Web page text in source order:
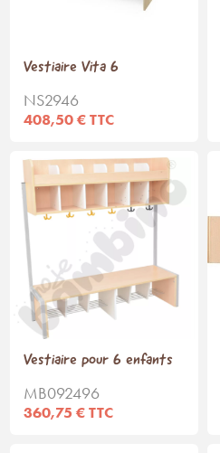
Vestiaire Vita 6
NS2946
408,50 € TTC
Vestiaire pour 6 enfants
MB092496
360,75 € TTC